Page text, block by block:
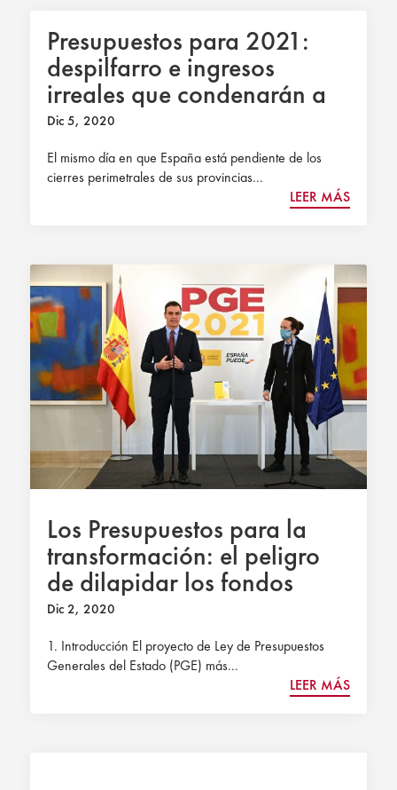
Presupuestos para 2021:
despilfarro e ingresos
irreales que condenarán a
España al ostracismo
Dic 5, 2020
El mismo día en que España está pendiente de los
cierres perimetrales de sus provincias...
LEER MÁS
Los Presupuestos para la
transformación: el peligro
de dilapidar los fondos
europeos
Dic 2, 2020
1. Introducción El proyecto de Ley de Presupuestos
Generales del Estado (PGE) más...
LEER MÁS